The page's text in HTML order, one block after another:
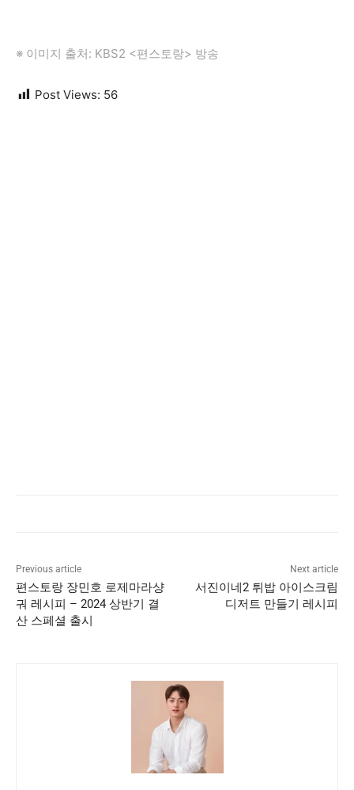
※ 이미지 출처: KBS2 <편스토랑> 방송
Post Views: 56
Previous article
편스토랑 장민호 로제마라샹
궈 레시피 – 2024 상반기 결
산 스페셜 출시
Next article
서진이네2 튀밥 아이스크림
디저트 만들기 레시피